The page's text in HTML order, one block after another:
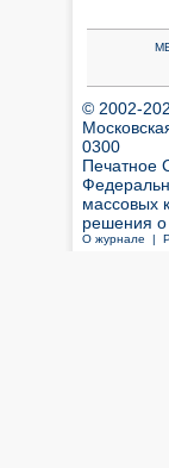
© 2002-
0300
Печатное
массовых
решения о
О журнале |